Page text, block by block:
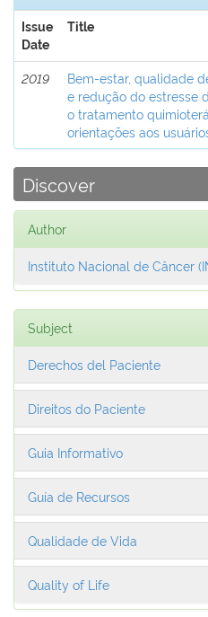
Issue
Date
Title
2019
Bem-estar, qualidade
e redução do estresse
o tratamento
orientações aos
Discover
Author
Instituto Nacional de Câncer
Subject
Derechos del Paciente
Direitos do Paciente
Guia Informativo
Guía de Recursos
Qualidade de Vida
Quality of Life